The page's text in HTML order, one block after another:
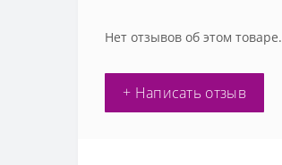
Нет отзывов об этом товаре.
+ Написать отзыв